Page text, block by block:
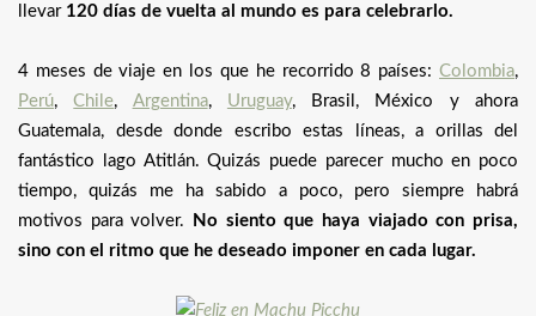
llevar 120 días de vuelta al mundo es para celebrarlo.
4 meses de viaje en los que he recorrido 8 países: Colombia,
Perú,Chile, Argentina, Uruguay, Brasil, México y ahora
Guatemala, desde donde escribo estas líneas, a orillas del
fantástico lago Atitlán. Quizás puede parecer mucho en poco
tiempo, quizás me ha sabido a poco, pero siempre habrá
motivos para volver.
No siento que haya viajado con prisa,
sino con el ritmo que he deseado imponer en cada lugar.